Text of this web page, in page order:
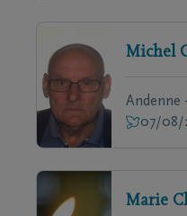
Michel
Andenne
07/08/
Marie